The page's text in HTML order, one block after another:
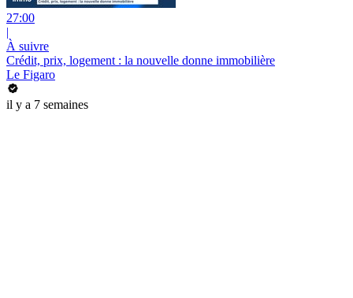
27:00
|
À suivre
Crédit, prix, logement : la nouvelle donne immobilière
Le Figaro
il y a 7 semaines